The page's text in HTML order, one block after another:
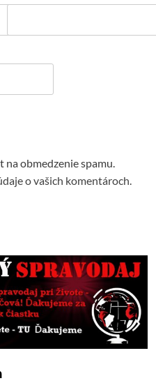
na obmedzenie spamu.
o vašich komentároch.